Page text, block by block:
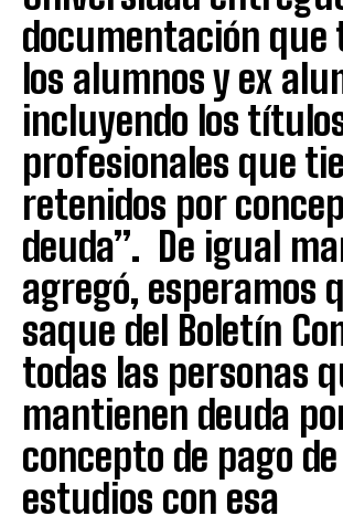
documentación que
los alumnos y ex
incluyendo los
profesionales que
retenidos por
deuda”. De igual
agregó, esperamos
saque del Boletín
todas las personas
mantienen deuda
concepto de pago de
estudios con esa